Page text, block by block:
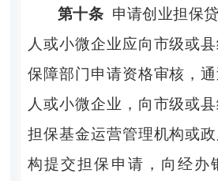
第十条 申请创业担保
人或小微企业应向市级或
保障部门申请资格审核，
人或小微企业，向市级或
担保基金运营管理机构或
构提交担保申请，向经办